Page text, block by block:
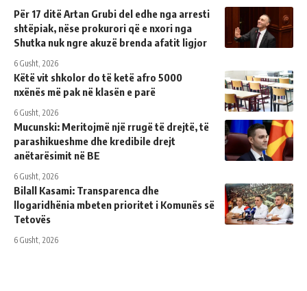
Për 17 ditë Artan Grubi del edhe nga arresti
shtëpiak, nëse prokurori që e nxori nga
Shutka nuk ngre akuzë brenda afatit ligjor
6 Gusht, 2026
Këtë vit shkolor do të ketë afro 5000
nxënës më pak në klasën e parë
6 Gusht, 2026
Mucunski: Meritojmë një rrugë të drejtë, të
parashikueshme dhe kredibile drejt
anëtarësimit në BE
6 Gusht, 2026
Bilall Kasami: Transparenca dhe
llogaridhënia mbeten prioritet i Komunës së
Tetovës
6 Gusht, 2026